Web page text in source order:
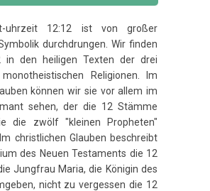
uhrzeit 12:12 ist von großer
durchdrungen. Wir finden
in den heiligen Texten der drei
Religionen. Im
können wir sie vor allem im
sehen, der die 12 Stämme
die zwölf "kleinen Propheten"
christlichen Glauben beschreibt
des Neuen Testaments die 12
Jungfrau Maria, die Königin des
nicht zu vergessen die 12